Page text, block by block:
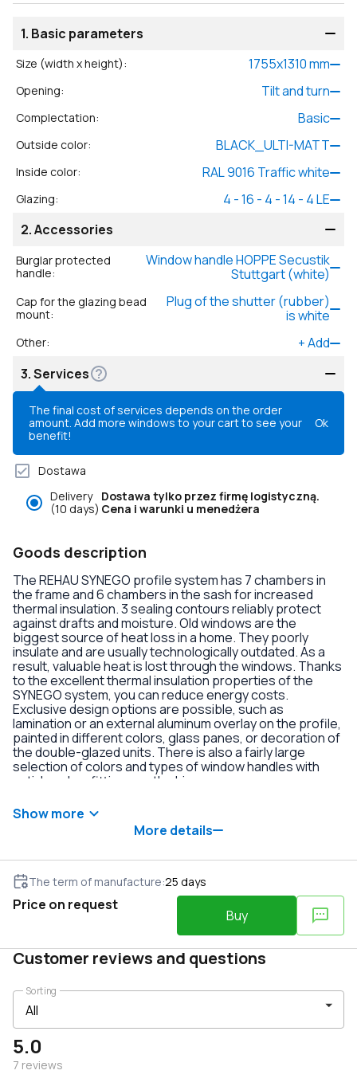
1. Basic parameters
Size (width x height): 1755x1310mm
Opening: Tilt and turn
Complectation: Basic
Outside color: BLACK_ULTI-MATT
Inside color: RAL 9016 Traffic white
Glazing:
4 - 16 - 4 - 14 - 4 LE
2.Accessories
Burglar protected
handle:
Window handle HOPPE Secustik
Stuttgart (white)
Cap for the glazing bead
mount:
Plug of the shutter (rubber)
is white
Other: +Add
3.Services
The final cost of services depends on the order
amount. Add more windows to your cart to see your
benefit!
Ok
Dostawa
Delivery
(10 days)
Dostawa tylko przez firmę logistyczną.
Cena i warunki u menedżera
Goods description
The REHAU SYNEGO profile system has 7 chambers in
the frame and 6 chambers in the sash for increased
thermal insulation. 3 sealing contours reliably protect
against drafts and moisture. Old windows are the
biggest source of heat loss in a home. They poorly
insulate and are usually technologically outdated. As a
result, valuable heat is lost through the windows. Thanks
to the excellent thermal insulation properties of the
SYNEGO system, you can reduce energy costs.
Exclusive design options are possible, such as
lamination or an external aluminum overlay on the profile,
painted in different colors, glass panes, or decoration of
the double-glazed units. There is also a fairly large
selection of colors and types of window handles with
anti-burglary fittings on the hinges.
Show more
More details
The term of manufacture:25 days
Price on request
Buy
Customer reviews and questions
5.0
7 reviews
Sorting